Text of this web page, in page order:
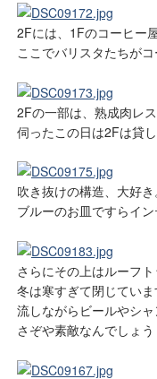
2Fには、1Fのコーヒー
ここでバリスタたちが
2Fの一部は、熟成肉レス
伺ったこの日は2Fは貸
吹き抜けの構造、大好き
ブルーのお皿ですらイン
さらにその上はルーフト
冬は寒すぎて閉じてい
流しながらビールやシャ
さぞや素敵なんでしょう